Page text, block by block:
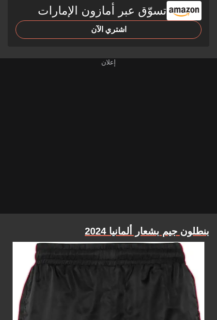
تسوّق عبر أمازون الإمارات
اشتري الآن
بنطلون جيم بشعار ألمانيا 2024